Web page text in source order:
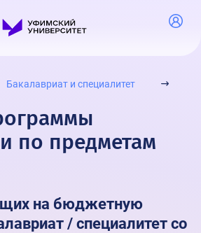
достижений
услуг
обучения
обучения
Бакалавриат и специалитет
по предметам
на бюджетную
/ специалитет со